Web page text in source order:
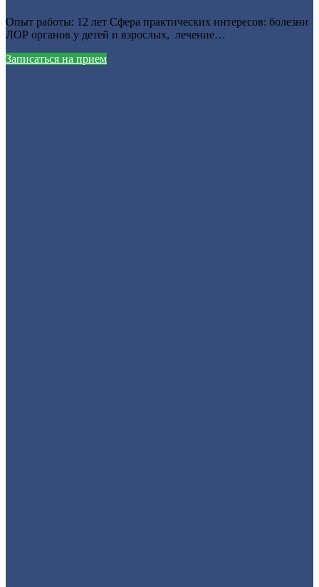
Опыт работы: 12 лет Сфера практических интересов: болезни
ЛОР органов у детей и взрослых, лечение…
Записаться на прием